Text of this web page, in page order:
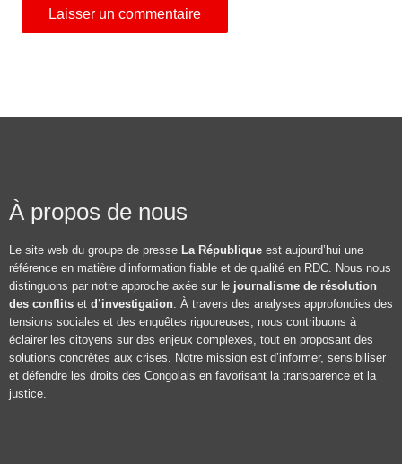
À propos de nous
Le site web du groupe de presse La République est aujourd’hui une
référence en matière d’information fiable et de qualité en RDC. Nous nous
distinguons par notre approche axée sur le journalisme de résolution
des conflits et d’investigation. À travers des analyses approfondies des
tensions sociales et des enquêtes rigoureuses, nous contribuons à
éclairer les citoyens sur des enjeux complexes, tout en proposant des
solutions concrètes aux crises. Notre mission est d’informer, sensibiliser
et défendre les droits des Congolais en favorisant la transparence et la
justice.